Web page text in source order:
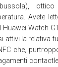
Avete
Huawei Watch
attivi la relativa
che,